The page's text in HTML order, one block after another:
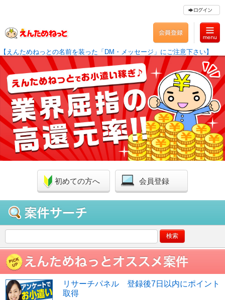
【えんためねっとの名前を装った「DM・メッセージ」にご注意下さい】
初めての方へ 会員登録
リサーチパネル 登録後7日以内にポイント
取得